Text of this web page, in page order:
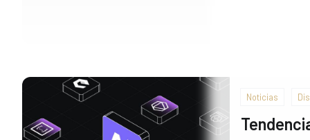
Noticias